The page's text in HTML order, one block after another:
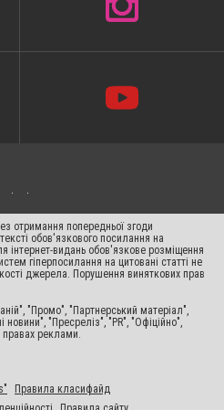
отримання попередньої згоди
обов'язкового посилання на
інтернет-видань обов'язкове розміщення
гіперпосилання на цитовані статті не
джерела. Порушення виняткових прав
"Промо", "Партнерський матеріал",
новини", "Пресреліз", "PR", "Офіційно",
правах реклами.
Правила класифайд